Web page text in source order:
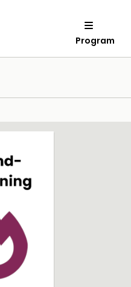
Program